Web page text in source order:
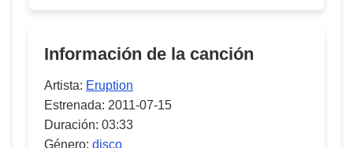
Información de la canción
Artista: Eruption
Estrenada: 2011-07-15
Duración: 03:33
Género: disco